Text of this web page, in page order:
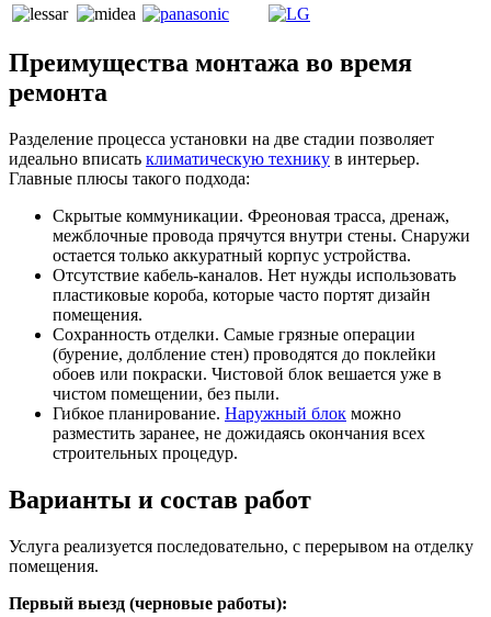
Преимущества монтажа во время
ремонта
Разделение процесса установки на две стадии позволяет
идеально вписать климатическую технику в интерьер.
Главные плюсы такого подхода:
Скрытые коммуникации. Фреоновая трасса, дренаж,
межблочные провода прячутся внутри стены. Снаружи
остается только аккуратный корпус устройства.
Отсутствие кабель-каналов. Нет нужды использовать
пластиковые короба, которые часто портят дизайн
помещения.
Сохранность отделки. Самые грязные операции
(бурение, долбление стен) проводятся до поклейки
обоев или покраски. Чистовой блок вешается уже в
чистом помещении, без пыли.
Гибкое планирование. Наружный блок можно
разместить заранее, не дожидаясь окончания всех
строительных процедур.
Варианты и состав работ
Услуга реализуется последовательно, с перерывом на отделку
помещения.
Первый выезд (черновые работы):